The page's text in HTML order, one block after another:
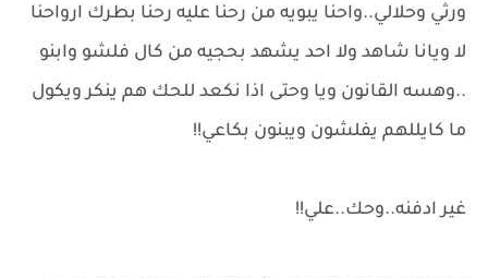
ورثي وحلالي..واحنا يبويه من رحنا عليه رحنا بطرك ارواحنا
لا ويانا شاهد ولا احد يشهد بحجيه من كال فلشو وابنو
..وهسه القانون ويا وحتى اذا نكعد للحك هم ينكر ويكول
ما كايللهم يفلشون ويبنون بكاعي!!
غير ادفنه..وحك..علي!!